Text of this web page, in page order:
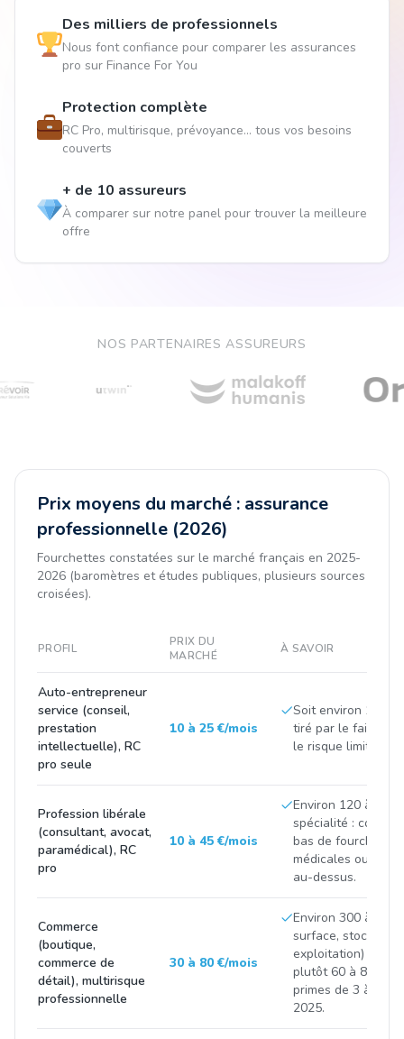
Des milliers de professionnels
Nous font confiance pour comparer les assurances
pro sur Finance For You
Protection complète
RC Pro, multirisque, prévoyance... tous vos besoins
couverts
+ de 10 assureurs
À comparer sur notre panel pour trouver la meilleure
offre
NOS PARTENAIRES ASSUREURS
Prix moyens du marché : assurance
professionnelle (2026)
Fourchettes constatées sur le marché français en 2025-
2026 (baromètres et études publiques, plusieurs sources
croisées).
PROFIL
PRIX DU
MARCHÉ
À SAVOIR
Auto-entrepreneur
service (conseil,
prestation
intellectuelle), RC
pro seule
10 à 25 €/mois
Soit environ 100 à
tiré par le faible
le risque limité de
Profession libérale
(consultant, avocat,
paramédical), RC
pro
10 à 45 €/mois
Environ 120 à 500
spécialité :
bas de fourchette,
médicales ou
au-dessus.
Commerce
(boutique,
commerce de
détail), multirisque
professionnelle
30 à 80 €/mois
Environ 300 à 900
surface, stock et
exploitation) ;
plutôt 60 à 85 €/
primes de 3 à 8 %
2025.